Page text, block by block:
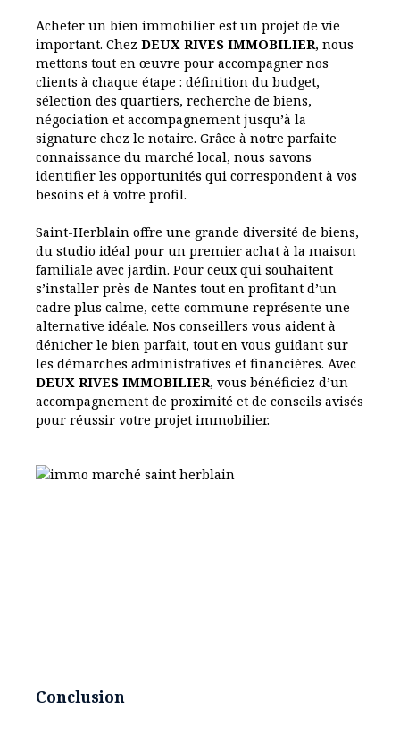
Acheter un bien immobilier est un projet de vie
important. Chez DEUX RIVES IMMOBILIER, nous
mettons tout en œuvre pour accompagner nos
clients à chaque étape : définition du budget,
sélection des quartiers, recherche de biens,
négociation et accompagnement jusqu’à la
signature chez le notaire. Grâce à notre parfaite
connaissance du marché local, nous savons
identifier les opportunités qui correspondent à vos
besoins et à votre profil.
Saint-Herblain offre une grande diversité de biens,
du studio idéal pour un premier achat à la maison
familiale avec jardin. Pour ceux qui souhaitent
s’installer près de Nantes tout en profitant d’un
cadre plus calme, cette commune représente une
alternative idéale. Nos conseillers vous aident à
dénicher le bien parfait, tout en vous guidant sur
les démarches administratives et financières. Avec
DEUX RIVES IMMOBILIER, vous bénéficiez d’un
accompagnement de proximité et de conseils avisés
pour réussir votre projet immobilier.
Conclusion